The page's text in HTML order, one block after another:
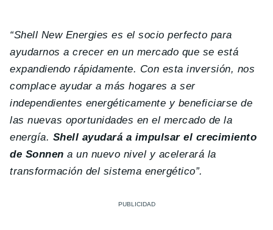
“Shell New Energies es el socio perfecto para
ayudarnos a crecer en un mercado que se está
expandiendo rápidamente. Con esta inversión, nos
complace ayudar a más hogares a ser
independientes energéticamente y beneficiarse de
las nuevas oportunidades en el mercado de la
energía. Shell ayudará a impulsar el crecimiento
de Sonnen a un nuevo nivel y acelerará la
transformación del sistema energético”.